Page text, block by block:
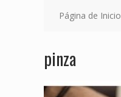
Página de Inicio
pinza